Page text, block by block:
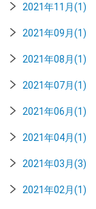
2021年11月(1)
2021年09月(1)
2021年08月(1)
2021年07月(1)
2021年06月(1)
2021年04月(1)
2021年03月(3)
2021年02月(1)